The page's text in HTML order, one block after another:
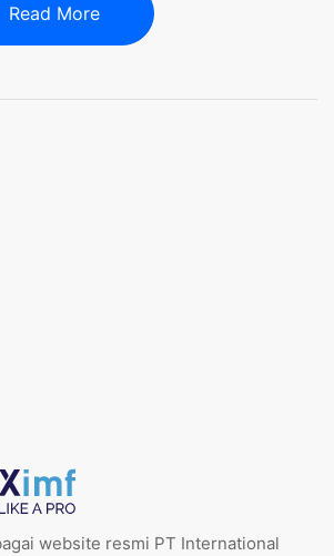
Read More
website resmi PT International